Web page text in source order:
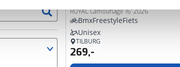
in. U kunt uw toestemming op
en vergelijkbare technieken zorgen we
cookies zorgen ervoor dat de website goed
ROYAL Camouflage 16" 2026
BmxFreestyleFiets
Unisex
TILBURG
269,-